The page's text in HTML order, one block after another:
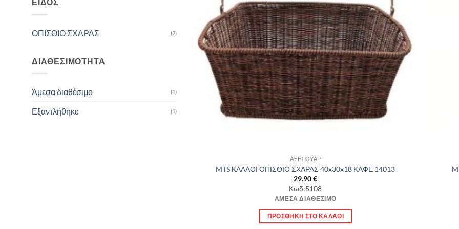
ΕΊΔΟΣ
ΟΠΙΣΘΙΟ ΣΧΑΡΑΣ (2)
ΔΙΑΘΕΣΙΜΌΤΗΤΑ
Άμεσα διαθέσιμο (1)
Εξαντλήθηκε (1)
ΑΞΕΣΟΥΑΡ
MTS ΚΑΛΑΘΙ ΟΠΙΣΘΙΟ ΣΧΑΡΑΣ 40x30x18 ΚΑΦΕ 14013
29.90€
Κωδ:5108
ΆΜΕΣΑ ΔΙΑΘΈΣΙΜΟ
ΠΡΟΣΘΉΚΗ ΣΤΟ ΚΑΛΆΘΙ